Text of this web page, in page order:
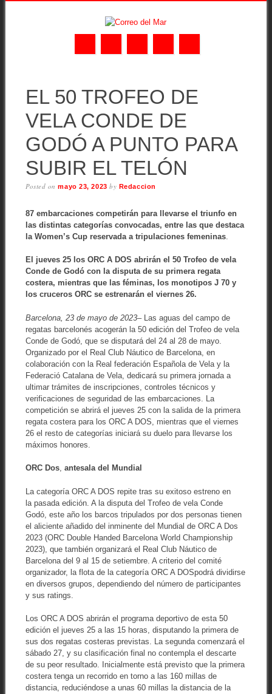
content
EL 50 TROFEO DE
VELA CONDE DE
GODÓ A PUNTO PARA
SUBIR EL TELÓN
Posted onmayo 23, 2023 by Redaccion
87 embarcaciones competirán para llevarse el triunfo en
las distintas categorías convocadas, entre las que destaca
la Women’s Cup reservada a tripulaciones femeninas.
El jueves 25 los ORC A DOS abrirán el 50 Trofeo de vela
Conde de Godó con la disputa de su primera regata
costera, mientras que las féminas, los monotipos J 70 y
los cruceros ORC se estrenarán el viernes 26.
Barcelona, 23 de mayo de 2023– Las aguas del campo de
regatas barcelonés acogerán la 50 edición del Trofeo de vela
Conde de Godó, que se disputará del 24 al 28 de mayo.
Organizado por el Real Club Náutico de Barcelona, en
colaboración con la Real federación Española de Vela y la
Federació Catalana de Vela, dedicará su primera jornada a
ultimar trámites de inscripciones, controles técnicos y
verificaciones de seguridad de las embarcaciones. La
competición se abrirá el jueves 25 con la salida de la primera
regata costera para los ORC A DOS, mientras que el viernes
26 el resto de categorías iniciará su duelo para llevarse los
máximos honores.
ORC Dos, antesala del Mundial
La categoría ORC A DOS repite tras su exitoso estreno en
la pasada edición. A la disputa del Trofeo de vela Conde
Godó, este año los barcos tripulados por dos personas tienen
el aliciente añadido del inminente del Mundial de ORC A Dos
2023 (ORC Double Handed Barcelona World Championship
2023), que también organizará el Real Club Náutico de
Barcelona del 9 al 15 de setiembre. A criterio del comité
organizador, la flota de la categoría ORC A DOSpodrá dividirse
en diversos grupos, dependiendo del número de participantes
y sus ratings.
Los ORC A DOS abrirán el programa deportivo de esta 50
edición el jueves 25 a las 15 horas, disputando la primera de
sus dos regatas costeras previstas. La segunda comenzará el
sábado 27, y su clasificación final no contempla el descarte
de su peor resultado. Inicialmente está previsto que la primera
costera tenga un recorrido en torno a las 160 millas de
distancia, reduciéndose a unas 60 millas la distancia de la